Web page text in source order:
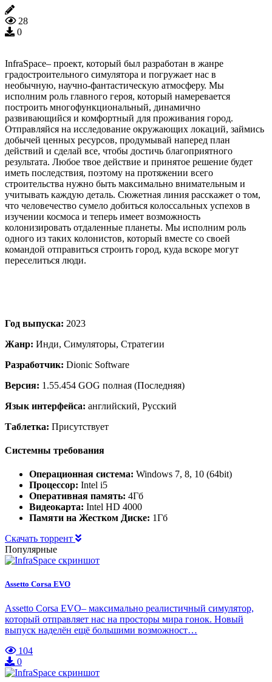
28
0
InfraSpace– проект, который был разработан в жанре
градостроительного симулятора и погружает нас в
необычную, научно-фантастическую атмосферу. Мы
исполним роль главного героя, который намеревается
построить многофункциональный, динамично
развивающийся и комфортный для проживания город.
Отправляйся на исследование окружающих локаций, займись
добычей ценных ресурсов, продумывай наперед план
действий и сделай все, чтобы достичь благоприятного
результата. Любое твое действие и принятое решение будет
иметь последствия, поэтому на протяжении всего
строительства нужно быть максимально внимательным и
учитывать каждую деталь. Сюжетная линия расскажет о том,
что человечество сумело добиться колоссальных успехов в
изучении космоса и теперь имеет возможность
колонизировать отдаленные планеты. Мы исполним роль
одного из таких колонистов, который вместе со своей
командой отправиться строить город, куда вскоре могут
переселиться люди.
Год выпуска: 2023
Жанр: Инди, Симуляторы, Стратегии
Разработчик: Dionic Software
Версия: 1.55.454 GOG полная (Последняя)
Язык интерфейса: английский, Русский
Таблетка: Присутствует
Системны требования
Операционная система: Windows 7, 8, 10 (64bit)
Процессор: Intel i5
Оперативная память: 4Гб
Видеокарта: Intel HD 4000
Памяти на Жестком Диске: 1Гб
Скачать торрент
Популярные
Assetto Corsa EVO
Assetto Corsa EVO– максимально реалистичный симулятор,
который отправляет нас на просторы мира гонок. Новый
выпуск наделён ещё большими возможност…
104
0